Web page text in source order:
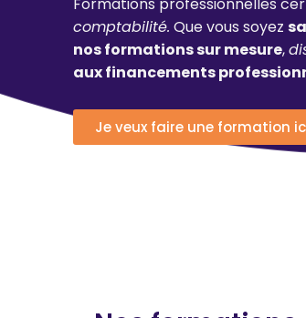
Formations professionnelles
comptabilité. Que vous soyez
nos formations sur mesure,
aux financements
Je veux faire une formation